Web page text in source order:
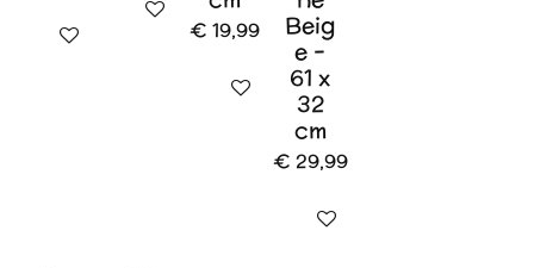
Houd mij op de hoogte
In winkelwagen
€ 19,99
Houd mij op de hoogte
Beig
e -
61 x
32
cm
€ 29,99
In winkelwagen